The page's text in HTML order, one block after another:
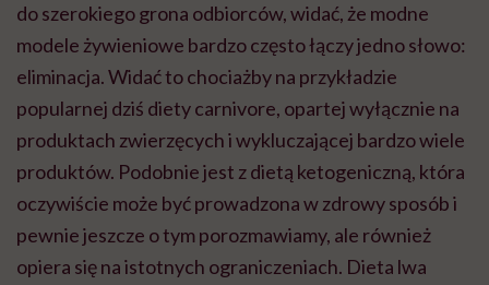
do szerokiego grona odbiorców, widać, że modne
modele żywieniowe bardzo często łączy jedno słowo:
eliminacja. Widać to chociażby na przykładzie
popularnej dziś diety carnivore, opartej wyłącznie na
produktach zwierzęcych i wykluczającej bardzo wiele
produktów. Podobnie jest z dietą ketogeniczną, która
oczywiście może być prowadzona w zdrowy sposób i
pewnie jeszcze o tym porozmawiamy, ale również
opiera się na istotnych ograniczeniach. Dieta lwa